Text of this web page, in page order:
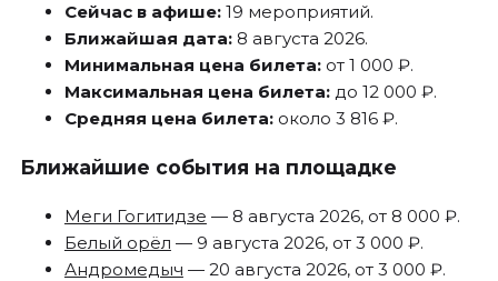
Сейчас в афише:19 мероприятий.
Ближайшая дата:8 августа 2026.
Минимальная цена билета:от 1 000 ₽.
Максимальная цена билета:до 12 000 ₽.
Средняя цена билета:около 3 816 ₽.
Ближайшие события на площадке
Меги Гогитидзе — 8 августа 2026, от 8 000 ₽.
Белый орёл — 9 августа 2026, от 3 000 ₽.
Андромедыч — 20 августа 2026, от 3 000 ₽.